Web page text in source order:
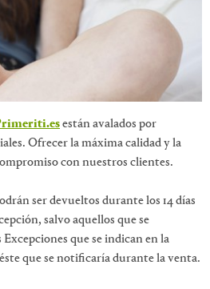
están avalados por
Ofrecer la máxima calidad y la
con nuestros clientes.
ser devueltos durante los 14 días
salvo aquellos que se
que se indican en la
que se notificaría durante la venta.